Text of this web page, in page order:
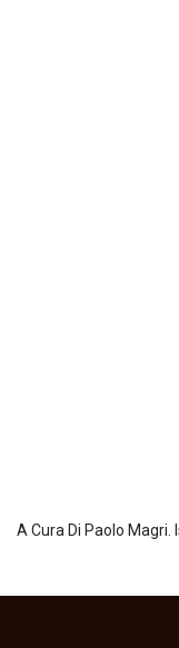
A Cura Di Paolo Magri.